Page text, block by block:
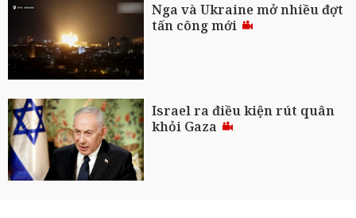
Nga và Ukraine mở nhiều đợt
tấn công mới
Israel ra điều kiện rút quân
khỏi Gaza